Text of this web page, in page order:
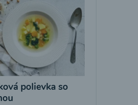
polievka so